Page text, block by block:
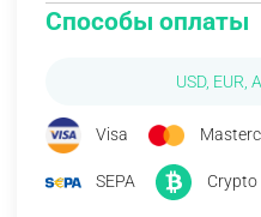
Способы оплаты
USD, EUR,
Visa
SEPA Crypto